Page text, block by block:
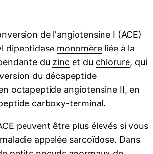
de l'angiotensine I (ACE)
dipeptidase monomèreliée à la
du zinc et du chlorure, qui
du décapeptide
octapeptide angiotensine II, en
carboxy-terminal.
peuvent être plus élevés si vous
maladieappelée sarcoïdose. Dans